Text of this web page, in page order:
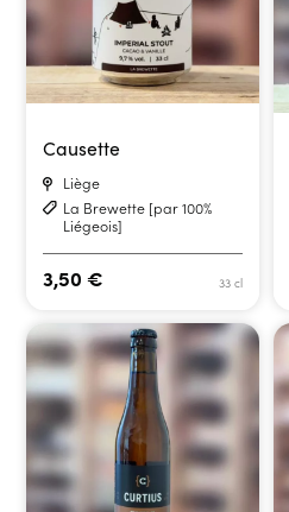
Causette
Liège
La Brewette [par 100%
Liégeois]
33 cl
3,50€